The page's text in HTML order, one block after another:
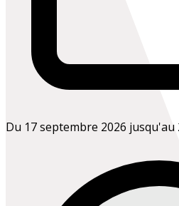
Du 17 septembre 2026 jusqu'au